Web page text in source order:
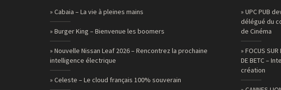
» Cabaia – La vie à pleines mains
» Burger King – Bienvenue les boomers
» Nouvelle Nissan Leaf 2026 – Rencontrez la prochaine
intelligence électrique
» Celeste – Le cloud français 100% souverain
» UPC PUB
délégué du
de Cinéma
» FOCUS SUR
DE BETC –
création